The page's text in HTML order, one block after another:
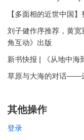
【多面相的近世中国
刘子健作序推荐，黄
角互动》出版
新书快报 | 《从地中海
草原与大海的对话——
其他操作
登录